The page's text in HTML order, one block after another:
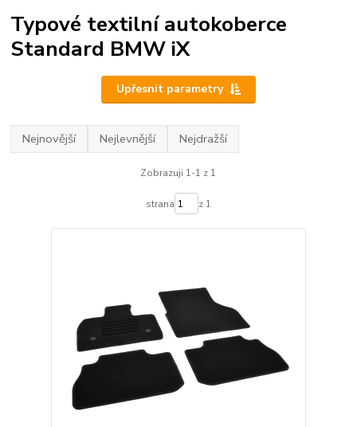
Typové textilní autokoberce
Standard BMW iX
Upřesnit parametry
Nejnovější Nejlevnější Nejdražší
Zobrazuji 1-1 z 1
strana z 1